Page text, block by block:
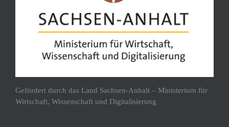
Gefördert durch das Land Sachsen-Anhalt – Ministerium für
Wirtschaft, Wissenschaft und Digitalisierung